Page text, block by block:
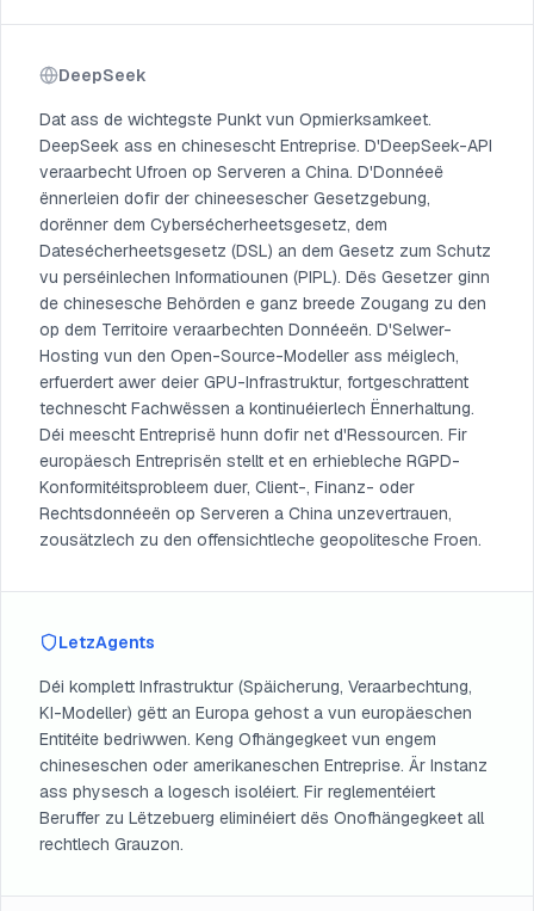
DeepSeek
Dat ass de wichtegste Punkt vun Opmierksamkeet.
DeepSeek ass en chinesescht Entreprise. D'DeepSeek-API
veraarbecht Ufroen op Serveren a China. D'Donnéeë
ënnerleien dofir der chineesescher Gesetzgebung,
dorënner dem Cybersécherheetsgesetz, dem
Datesécherheetsgesetz (DSL) an dem Gesetz zum Schutz
vu perséinlechen Informatiounen (PIPL). Dës Gesetzer ginn
de chinesesche Behörden e ganz breede Zougang zu den
op dem Territoire veraarbechten Donnéeën. D'Selwer-
Hosting vun den Open-Source-Modeller ass méiglech,
erfuerdert awer deier GPU-Infrastruktur, fortgeschrattent
technescht Fachwëssen a kontinuéierlech Ënnerhaltung.
Déi meescht Entreprisë hunn dofir net d'Ressourcen. Fir
europäesch Entreprisën stellt et en erhiebleche RGPD-
Konformitéitsprobleem duer, Client-, Finanz- oder
Rechtsdonnéeën op Serveren a China unzevertrauen,
zousätzlech zu den offensichtleche geopolitesche Froen.
LetzAgents
Déi komplett Infrastruktur (Späicherung, Veraarbechtung,
KI-Modeller) gëtt an Europa gehost a vun europäeschen
Entitéite bedriwwen. Keng Ofhängegkeet vun engem
chineseschen oder amerikaneschen Entreprise. Är Instanz
ass physesch a logesch isoléiert. Fir reglementéiert
Beruffer zu Lëtzebuerg eliminéiert dës Onofhängegkeet all
rechtlech Grauzon.